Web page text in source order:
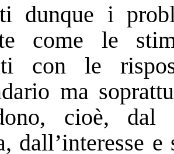
dunque i
come le
con le
ma
cioè,
dall’interesse